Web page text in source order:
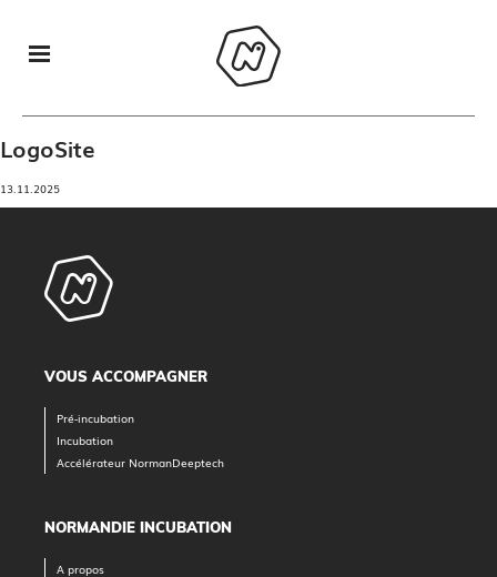
LogoSite
13.11.2025
VOUS ACCOMPAGNER
Pré-incubation
Incubation
Accélérateur NormanDeeptech
NORMANDIE INCUBATION
A propos